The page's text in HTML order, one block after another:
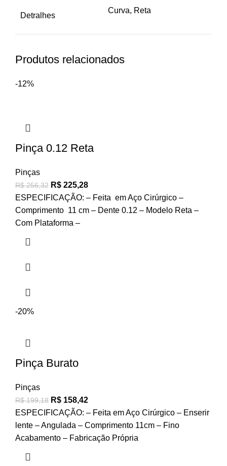
Detralhes
Curva, Reta
Produtos relacionados
-12%
Pinça 0.12 Reta
Pinças
R$256,32 R$ 225,28
ESPECIFICAÇÃO: – Feita em Aço Cirúrgico –
Comprimento 11 cm – Dente 0.12 – Modelo Reta –
Com Plataforma –
-20%
Pinça Burato
Pinças
R$199,18 R$ 158,42
ESPECIFICAÇÃO: – Feita em Aço Cirúrgico – Enserir
lente – Angulada – Comprimento 11cm – Fino
Acabamento – Fabricação Própria